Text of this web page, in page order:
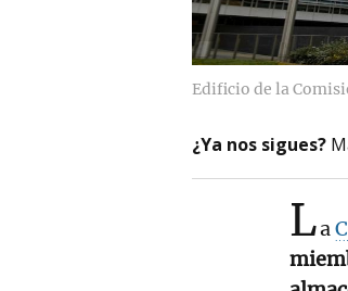
Edificio de la
¿Ya nos sigues?
La